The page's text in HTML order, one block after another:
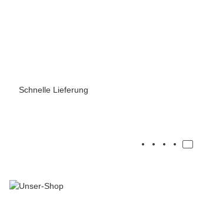
Schnelle Lieferung